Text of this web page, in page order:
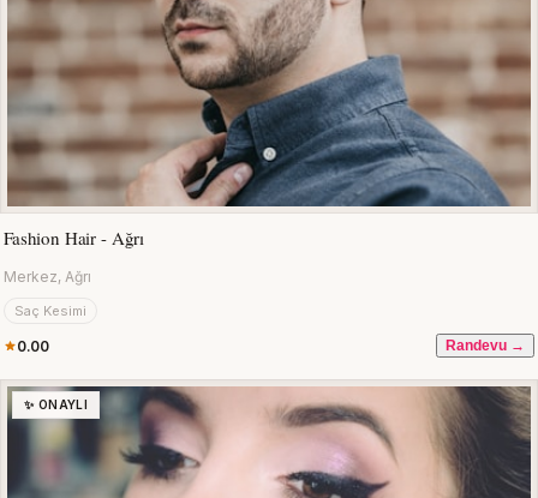
Fashion Hair - Ağrı
Merkez, Ağrı
Saç Kesimi
0.00 Randevu →
✨ ONAYLI